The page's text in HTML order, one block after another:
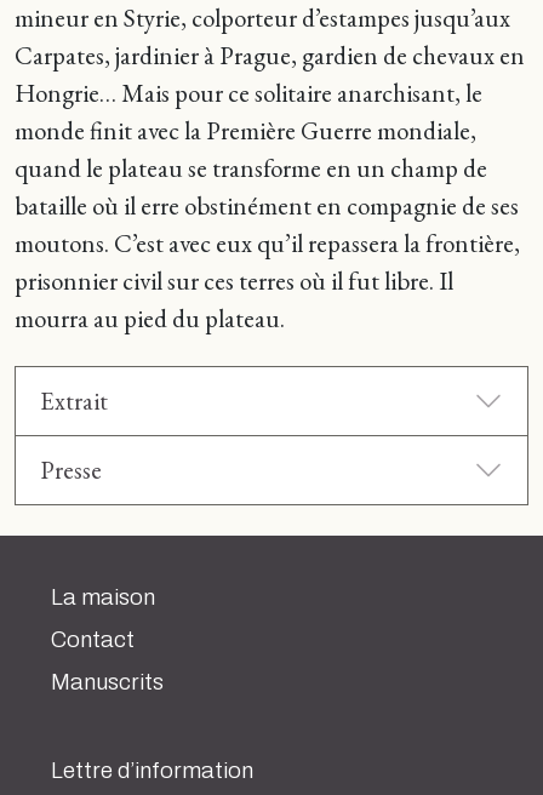
mineur en Styrie, colporteur d’estampes jusqu’aux
Carpates, jardinier à Prague, gardien de chevaux en
Hongrie… Mais pour ce solitaire anarchisant, le
monde finit avec la Première Guerre mondiale,
quand le plateau se transforme en un champ de
bataille où il erre obstinément en compagnie de ses
moutons. C’est avec eux qu’il repassera la frontière,
prisonnier civil sur ces terres où il fut libre. Il
mourra au pied du plateau.
Extrait
Presse
La maison
Contact
Manuscrits
Lettre d’information